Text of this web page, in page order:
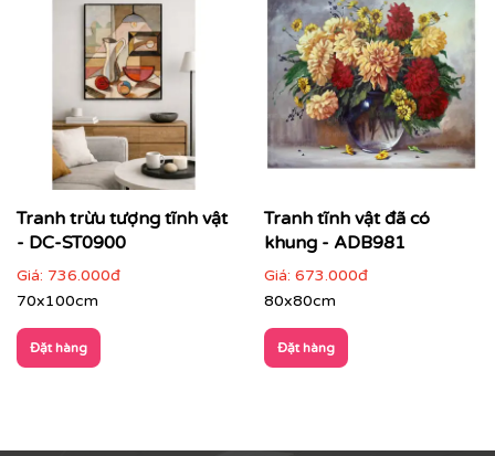
Tranh trừu tượng tĩnh vật
- DC-ST0900
Giá: 736.000đ
70x100cm
Đặt hàng
Tranh tĩnh vật đã có
khung - ADB981
Giá: 673.000đ
80x80cm
Đặt hàng